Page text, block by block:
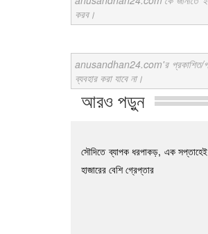
করব।
anusandhan24.com'র প্রকাশিত/
ব্যবহার করা যাবে না।
আরও পড়ুন
সৌদিতে ব্যাপক ধরপাকড়, এক
হাজারের বেশি গ্রেপ্তার